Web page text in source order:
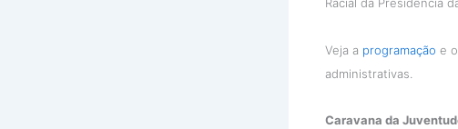
Veja a programação e
administrativas.
Caravana da